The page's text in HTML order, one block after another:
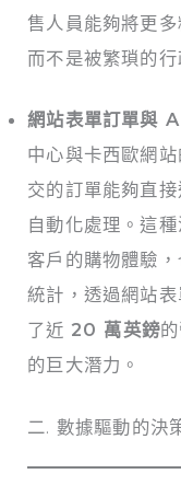
售人員能夠將更
而不是被繁瑣的行
網站表單訂單與
中心與卡西歐網
交的訂單能夠直
自動化處理。這
客戶的購物體驗
統計，透過網站
了近 20 萬英鎊
的巨大潛力。
二. 數據驅動的